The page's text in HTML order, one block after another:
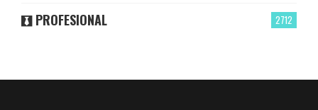
2712
PROFESIONAL